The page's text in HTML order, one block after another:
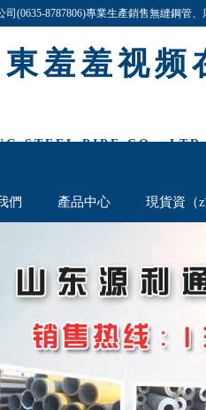
(0635-8787806)專業生產銷售無縫鋼管
羞羞视频
STEEL PIPE CO.,
們 產品中心 現貨資（